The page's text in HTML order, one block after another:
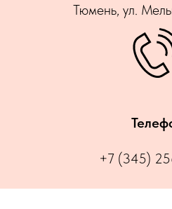
Тюмень, ул.
+7 (345)